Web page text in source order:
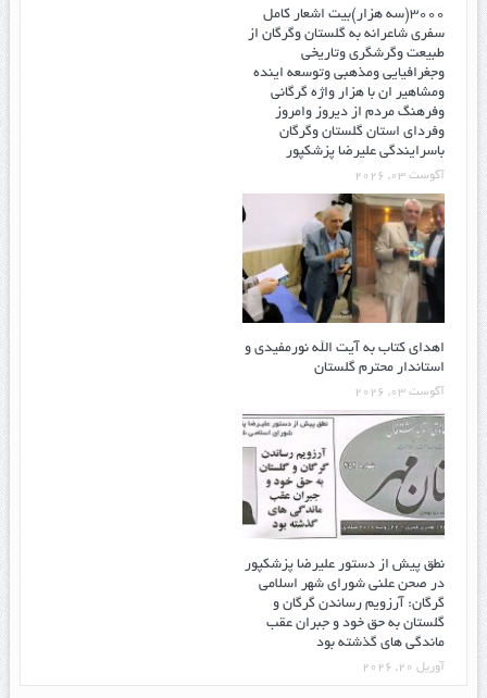
۳۰۰۰(سه هزار)بیت اشعار کامل
سفری شاعرانه به گلستان وگرگان از
طبیعت وگرشگری وتاریخی
وجغرافیایی ومذهبی وتوسعه اینده
ومشاهیر ان با هزار واژه گرگانی
وفرهنگ مردم از دیروز وامروز
وفردای استان گلستان وگرگان
باسرایندگی علیرضا پزشکپور
آگوست 03, 2026
اهدای کتاب به آیت الله نورمفیدی و
استاندار محترم گلستان
آگوست 03, 2026
نطق پیش از دستور علیرضا پزشکپور
در صحن علنی شورای شهر اسلامی
گرگان: آرزویم رساندن گرگان و
گلستان به حق خود و جبران عقب
ماندگی های گذشته بود
آوریل 20, 2026